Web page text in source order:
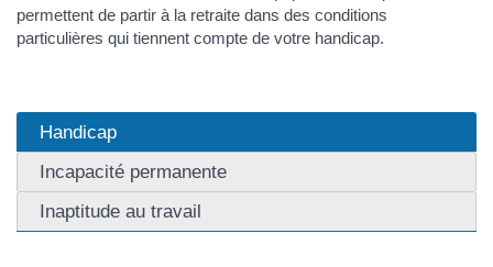
permettent de partir à la retraite dans des conditions
particulières qui tiennent compte de votre handicap.
Handicap
Incapacité permanente
Inaptitude au travail